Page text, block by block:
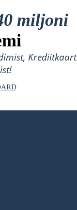
miljoni